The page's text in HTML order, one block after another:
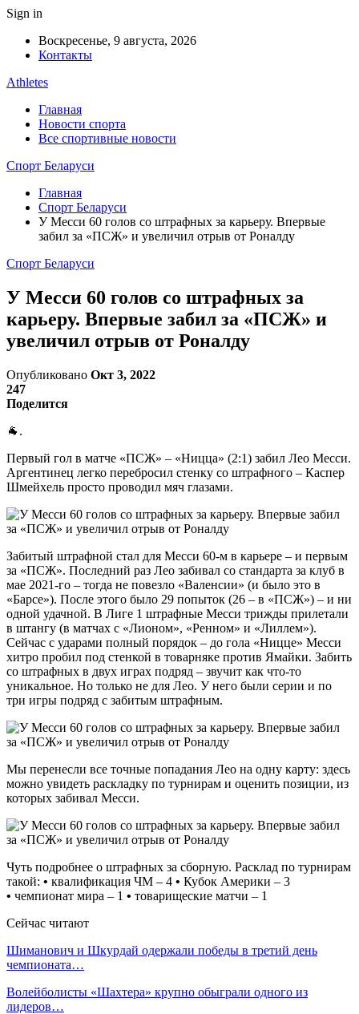
Sign in
Воскресенье, 9 августа, 2026
Контакты
Athletes
Главная
Новости спорта
Все спортивные новости
Спорт Беларуси
Главная
Спорт Беларуси
У Месси 60 голов со штрафных за карьеру. Впервые
забил за «ПСЖ» и увеличил отрыв от Роналду
Спорт Беларуси
У Месси 60 голов со штрафных за
карьеру. Впервые забил за «ПСЖ» и
увеличил отрыв от Роналду
Опубликовано Окт 3, 2022
247
Поделится
🐐.
Первый гол в матче «ПСЖ» – «Ницца» (2:1) забил Лео Месси.
Аргентинец легко перебросил стенку со штрафного – Каспер
Шмейхель просто проводил мяч глазами.
Забитый штрафной стал для Месси 60-м в карьере – и первым
за «ПСЖ». Последний раз Лео забивал со стандарта за клуб в
мае 2021-го – тогда не повезло «Валенсии» (и было это в
«Барсе»). После этого было 29 попыток (26 – в «ПСЖ») – и ни
одной удачной. В Лиге 1 штрафные Месси трижды прилетали
в штангу (в матчах с «Лионом», «Ренном» и «Лиллем»).
Сейчас с ударами полный порядок – до гола «Ницце» Месси
хитро пробил под стенкой в товарняке против Ямайки. Забить
со штрафных в двух играх подряд – звучит как что-то
уникальное. Но только не для Лео. У него были серии и по
три игры подряд с забитым штрафным.
Мы перенесли все точные попадания Лео на одну карту: здесь
можно увидеть раскладку по турнирам и оценить позиции, из
которых забивал Месси.
Чуть подробнее о штрафных за сборную. Расклад по турнирам
такой: • квалификация ЧМ – 4 • Кубок Америки – 3
• чемпионат мира – 1 • товарищеские матчи – 1
Сейчас читают
Шиманович и Шкурдай одержали победы в третий день
чемпионата…
Волейболисты «Шахтера» крупно обыграли одного из
лидеров…